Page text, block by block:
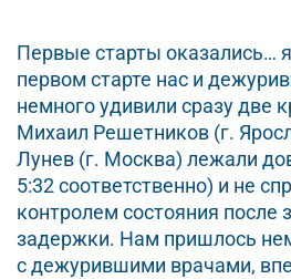
Первые старты оказались…
первом старте нас и
немного удивили сразу две
Михаил Решетников (г.
Лунев (г. Москва) лежали
5:32 соответственно) и не
контролем состояния после
задержки. Нам пришлось
с дежурившими врачами,